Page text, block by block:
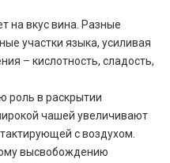
на вкус вина. Разные
участки языка, усиливая
– кислотность, сладость,
роль в раскрытии
чашей увеличивают
с воздухом.
высвобождению